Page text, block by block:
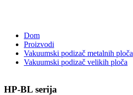
Dom
Proizvodi
Vakuumski podizač metalnih ploča
Vakuumski podizač velikih ploča
HP-BL serija